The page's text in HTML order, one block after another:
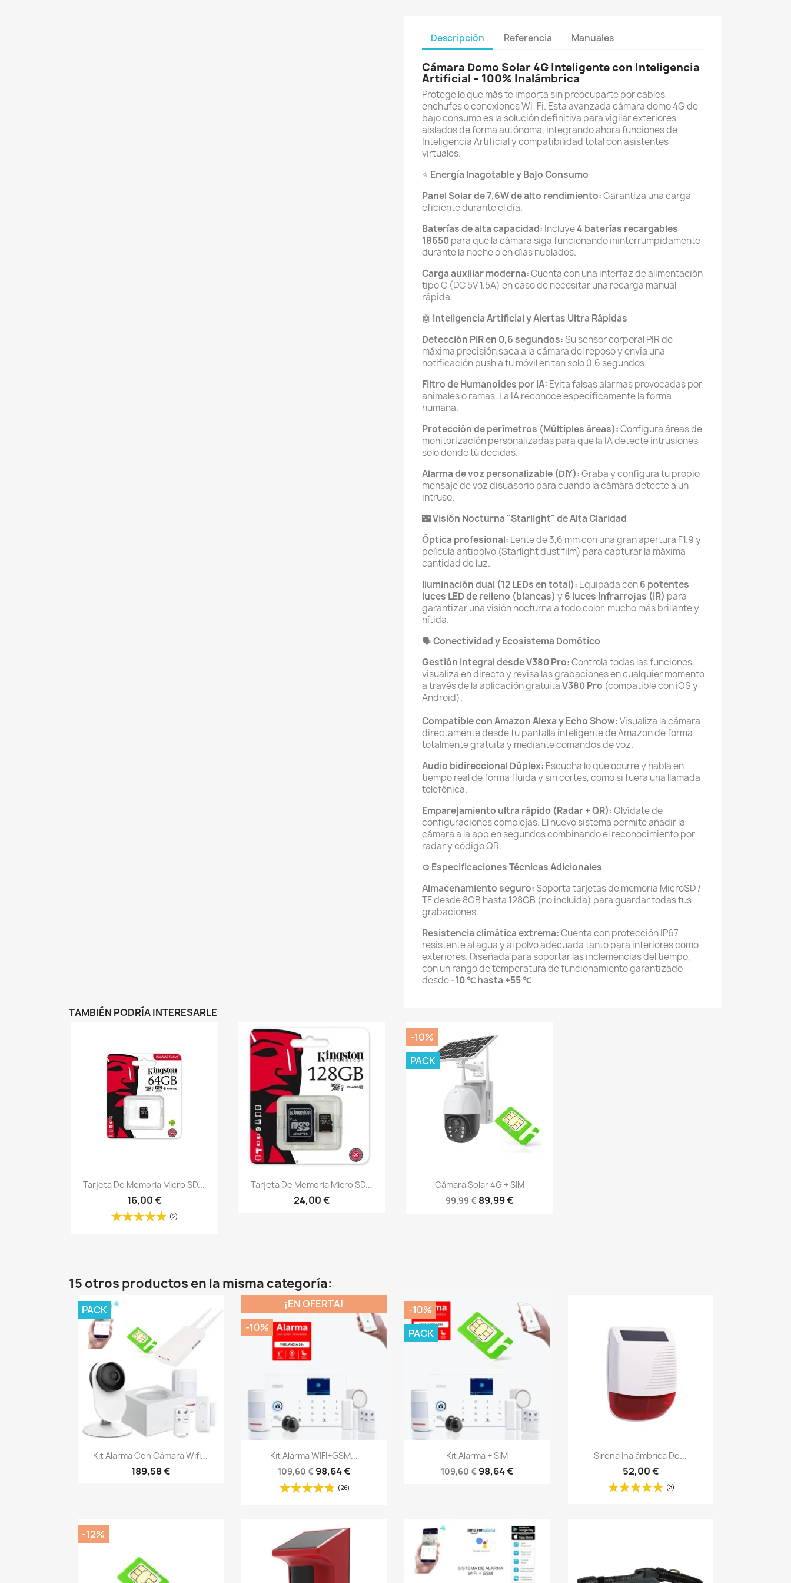
Descripción Referencia Manuales
Cámara Domo Solar 4G Inteligente con Inteligencia
Artificial – 100% Inalámbrica
Protege lo que más te importa sin preocuparte por cables,
enchufes o conexiones Wi-Fi. Esta avanzada cámara domo 4G de
bajo consumo es la solución definitiva para vigilar exteriores
aislados de forma autónoma, integrando ahora funciones de
Inteligencia Artificial y compatibilidad total con asistentes
virtuales.
⭐ Energía Inagotable y Bajo Consumo
Panel Solar de 7,6W de alto rendimiento:Garantiza una carga
eficiente durante el día.
Baterías de alta capacidad: Incluye4 baterías recargables
18650para que la cámara siga funcionando ininterrumpidamente
durante la noche o en días nublados.
Carga auxiliar moderna:Cuenta con una interfaz de alimentación
tipo C (DC 5V 1.5A) en caso de necesitar una recarga manual
rápida.
🤖 Inteligencia Artificial y Alertas Ultra Rápidas
Detección PIR en 0,6 segundos:Su sensor corporal PIR de
máxima precisión saca a la cámara del reposo y envía una
notificación push a tu móvil en tan solo 0,6 segundos.
Filtro de Humanoides por IA: Evita falsas alarmas provocadas por
animales o ramas. La IA reconoce específicamente la forma
humana.
Protección de perímetros (Múltiples áreas):Configura áreas de
monitorización personalizadas para que la IA detecte intrusiones
solo donde tú decidas.
Alarma de voz personalizable (DIY):Graba y configura tu propio
mensaje de voz disuasorio para cuando la cámara detecte a un
intruso.
🌃Visión Nocturna "Starlight" de Alta Claridad
Óptica profesional: Lente de 3,6 mm con una gran apertura F1.9 y
película antipolvo (Starlight dust film) para capturar la máxima
cantidad de luz.
Iluminación dual (12 LEDs en total): Equipada con6 potentes
luces LED de relleno (blancas) y6 luces Infrarrojas (IR) para
garantizar una visión nocturna a todo color, mucho más brillante y
nítida.
🗣️Conectividad y Ecosistema Domótico
Gestión integral desde V380 Pro:Controla todas las funciones,
visualiza en directo y revisa las grabaciones en cualquier momento
a través de la aplicación gratuitaV380 Pro (compatible con iOS y
Android).
Compatible con Amazon Alexa y Echo Show:Visualiza la cámara
directamente desde tu pantalla inteligente de Amazon de forma
totalmente gratuita y mediante comandos de voz.
Audio bidireccional Dúplex: Escucha lo que ocurre y habla en
tiempo real de forma fluida y sin cortes, como si fuera una llamada
telefónica.
Emparejamiento ultra rápido (Radar + QR):Olvídate de
configuraciones complejas. El nuevo sistema permite añadir la
cámara a la app en segundos combinando el reconocimiento por
radar y código QR.
⚙️ Especificaciones Técnicas Adicionales
Almacenamiento seguro:Soporta tarjetas de memoria MicroSD /
TF desde 8GB hasta 128GB (no incluida) para guardar todas tus
grabaciones.
Resistencia climática extrema:Cuenta con protección IP67
resistente al agua y al polvo adecuada tanto para interiores como
exteriores. Diseñada para soportar las inclemencias del tiempo,
con un rango de temperatura de funcionamiento garantizado
desde-10 ℃ hasta +55 ℃.
TAMBIÉN PODRÍA INTERESARLE
Vista rápida
Tarjeta De Memoria Micro SD...
16,00 €
(2)
Vista rápida
Tarjeta De Memoria Micro SD...
24,00 €
Vista rápida
Cámara Solar 4G + SIM
99,99 € 89,99 €
-10%
PACK
15 otros productos en la misma categoría:
Vista rápida
Kit Alarma Con Cámara Wifi...
189,58 €
PACK
Vista rápida
Kit Alarma WIFI+GSM...
109,60 € 98,64 €
(26)
¡EN OFERTA!
-10%
Vista rápida
Kit Alarma + SIM
109,60 €98,64 €
-10%
PACK
Vista rápida
Sirena Inalámbrica De...
52,00 €
(3)
-12%